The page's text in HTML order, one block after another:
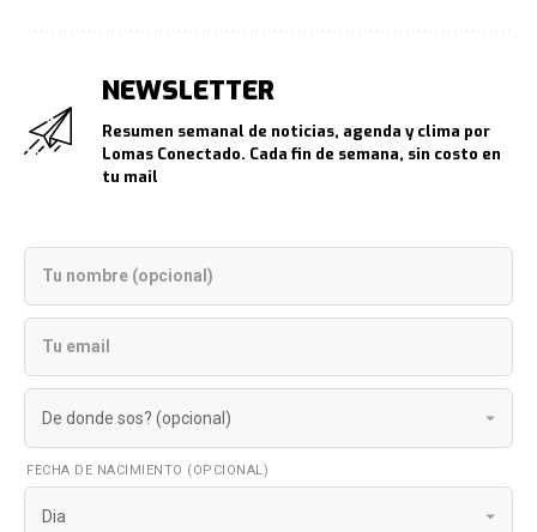
NEWSLETTER
Resumen semanal de noticias, agenda y clima por
Lomas Conectado. Cada fin de semana, sin costo en
tu mail
FECHA DE NACIMIENTO (OPCIONAL)